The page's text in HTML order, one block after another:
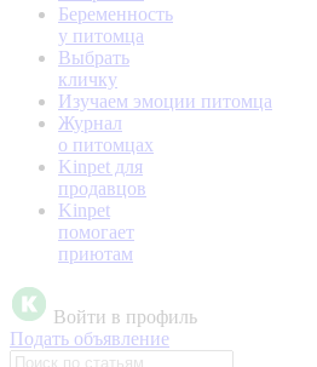
Беременность
у питомца
Выбрать
кличку
Изучаем эмоции питомца
Журнал
о питомцах
Kinpet для
продавцов
Kinpet
помогает
приютам
Войти в профиль
Подать объявление